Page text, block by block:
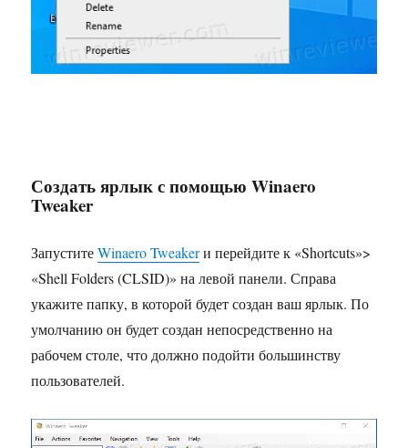
Создать ярлык с помощью Winaero
Tweaker
ЗапуститеWinaero Tweakerи перейдите к «Shortcuts»>
«Shell Folders (CLSID)» на левой панели. Справа
укажите папку, в которой будет создан ваш ярлык. По
умолчанию он будет создан непосредственно на
рабочем столе, что должно подойти большинству
пользователей.